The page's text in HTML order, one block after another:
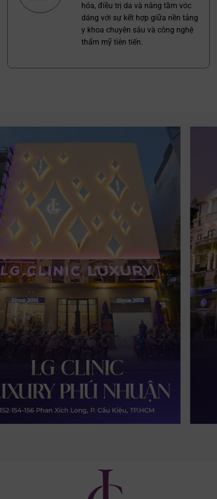
hóa, điều trị da và nâng tầm vóc
dáng với sự kết hợp giữa nền tảng
y khoa chuyên sâu và công nghệ
thẩm mỹ tiên tiến.